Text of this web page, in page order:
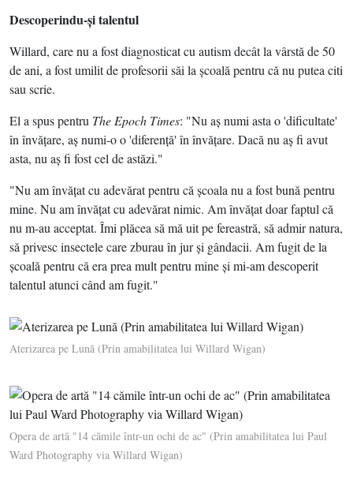
Descoperindu-şi talentul
Willard, care nu a fost diagnosticat cu autism decât la vârstă de 50
de ani, a fost umilit de profesorii săi la şcoală pentru că nu putea citi
sau scrie.
El a spus pentru The Epoch Times: "Nu aş numi asta o 'dificultate'
în învăţare, aş numi-o o 'diferenţă' în învăţare. Dacă nu aş fi avut
asta, nu aş fi fost cel de astăzi."
"Nu am învăţat cu adevărat pentru că şcoala nu a fost bună pentru
mine. Nu am învăţat cu adevărat nimic. Am învăţat doar faptul că
nu m-au acceptat. Îmi plăcea să mă uit pe fereastră, să admir natura,
să privesc insectele care zburau în jur şi gândacii. Am fugit de la
şcoală pentru că era prea mult pentru mine şi mi-am descoperit
talentul atunci când am fugit."
Aterizarea pe Lună (Prin amabilitatea lui Willard Wigan)
Opera de artă "14 cămile într-un ochi de ac" (Prin amabilitatea lui Paul
Ward Photography via Willard Wigan)